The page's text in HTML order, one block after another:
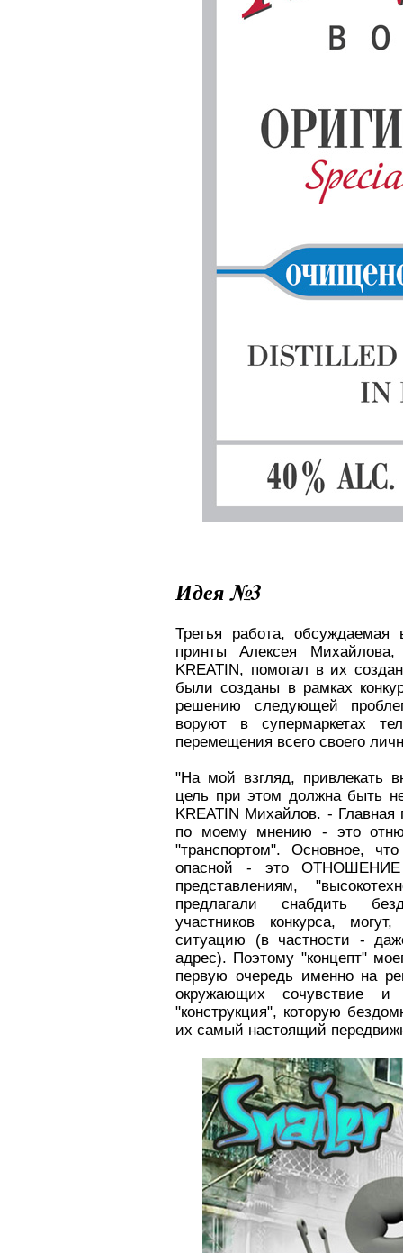
Идея №3
Третья работа,
принты Алексея
KREATIN, помогал в их
были созданы в рамках
решению следующей
воруют в супермаркетах
перемещения всего своего
"На мой взгляд, привлекать
цель при этом должна быть
KREATIN Михайлов. - Главная
по моему мнению - это
"транспортом". Основное,
опасной - это
представлениям,
предлагали снабдить
участников конкурса,
ситуацию (в частности -
адрес). Поэтому "концепт"
первую очередь именно на
окружающих сочувствие
"конструкция", которую
их самый настоящий